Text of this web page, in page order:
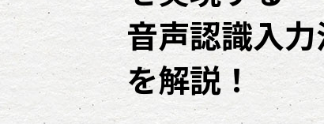
音声認識入
を解説！